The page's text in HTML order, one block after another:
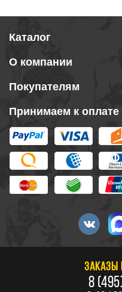
Каталог
О компании
Покупателям
Принимаем к оплате
ЗАКАЗЫ
8